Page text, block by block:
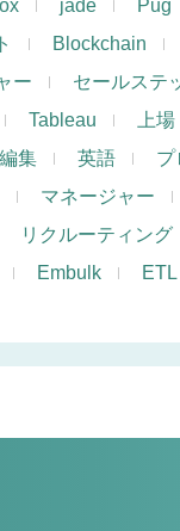
jade Pug
Blockchain
ー セールステ
Tableau 上場
集 英語 プ
マネージャー
リクルーティング
Embulk ETL